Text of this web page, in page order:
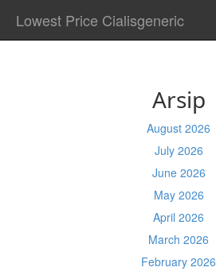
Lowest Price Cialisgeneric
Arsip
August 2026
July 2026
June 2026
May 2026
April 2026
March 2026
February 2026